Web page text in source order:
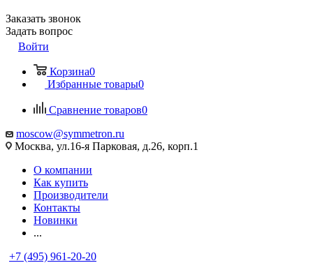
Заказать звонок
Задать вопрос
Войти
Корзина0
Избранные товары0
Сравнение товаров0
moscow@symmetron.ru
Москва, ул.16-я Парковая, д.26, корп.1
О компании
Как купить
Производители
Контакты
Новинки
...
+7 (495) 961-20-20